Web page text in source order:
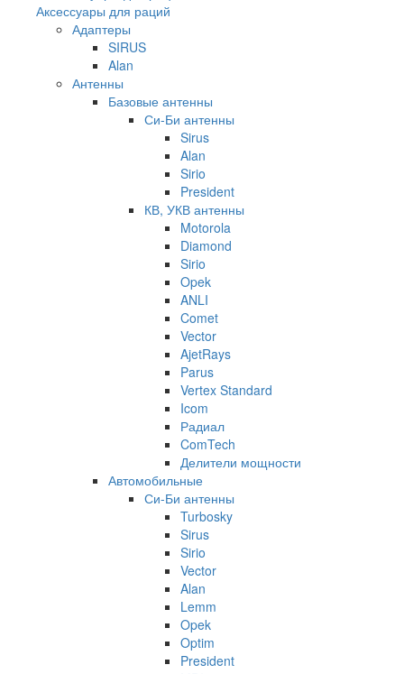
Аксессуары для раций
Адаптеры
SIRUS
Alan
Антенны
Базовые антенны
Си-Би антенны
Sirus
Alan
Sirio
President
КВ, УКВ антенны
Motorola
Diamond
Sirio
Opek
ANLI
Comet
Vector
AjetRays
Parus
Vertex Standard
Icom
Радиал
ComTech
Делители мощности
Автомобильные
Си-Би антенны
Turbosky
Sirus
Sirio
Vector
Alan
Lemm
Opek
Optim
President